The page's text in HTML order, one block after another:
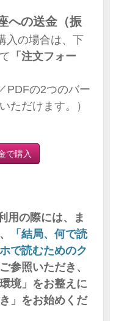
への送金（振
入の場合は、下
「注文フォー
PDFの2つのバー
ただけます。）
で購入
用の際には、ま
、
「結局、何で読
ホで読むためのク
参照いただき、
境」をお整えに
」をお始めくだ